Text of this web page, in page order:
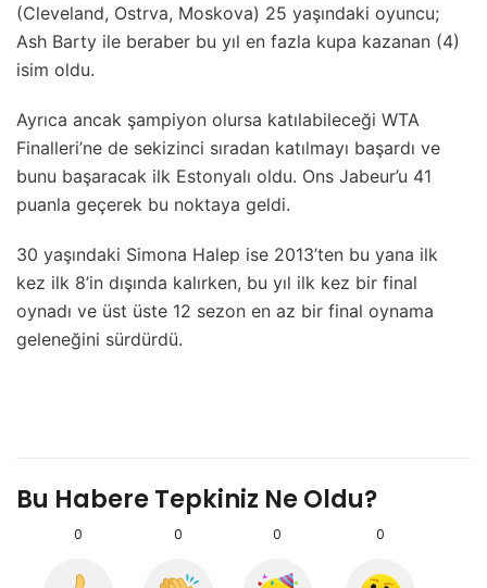
(Cleveland, Ostrva, Moskova) 25 yaşındaki oyuncu;
Ash Barty ile beraber bu yıl en fazla kupa kazanan (4)
isim oldu.
Ayrıca ancak şampiyon olursa katılabileceği WTA
Finalleri’ne de sekizinci sıradan katılmayı başardı ve
bunu başaracak ilk Estonyalı oldu. Ons Jabeur’u 41
puanla geçerek bu noktaya geldi.
30 yaşındaki Simona Halep ise 2013’ten bu yana ilk
kez ilk 8’in dışında kalırken, bu yıl ilk kez bir final
oynadı ve üst üste 12 sezon en az bir final oynama
geleneğini sürdürdü.
Bu Habere Tepkiniz Ne Oldu?
0 0 0 0